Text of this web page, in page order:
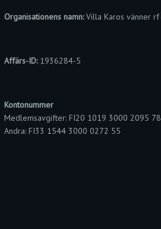
Organisationens namn:Villa Karos vänner rf
Affärs-ID:1936284-5
Kontonummer
Medlemsavgifter: FI20 1019 3000 2095 78
Andra: FI33 1544 3000 0272 55